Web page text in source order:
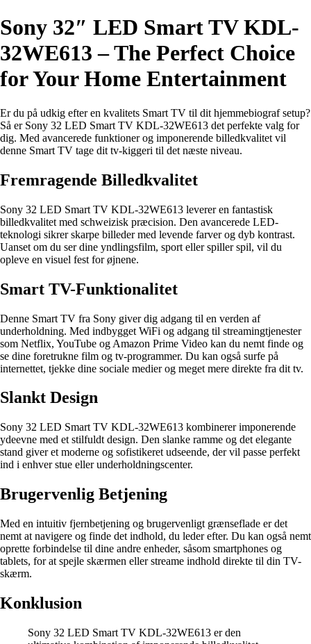
Sony 32″ LED Smart TV KDL-
32WE613 – The Perfect Choice
for Your Home Entertainment
Er du på udkig efter en kvalitets Smart TV til dit hjemmebiograf setup?
Så er Sony 32 LED Smart TV KDL-32WE613 det perfekte valg for
dig. Med avancerede funktioner og imponerende billedkvalitet vil
denne Smart TV tage dit tv-kiggeri til det næste niveau.
Fremragende Billedkvalitet
Sony 32 LED Smart TV KDL-32WE613 leverer en fantastisk
billedkvalitet med schweizisk præcision. Den avancerede LED-
teknologi sikrer skarpe billeder med levende farver og dyb kontrast.
Uanset om du ser dine yndlingsfilm, sport eller spiller spil, vil du
opleve en visuel fest for øjnene.
Smart TV-Funktionalitet
Denne Smart TV fra Sony giver dig adgang til en verden af
underholdning. Med indbygget WiFi og adgang til streamingtjenester
som Netflix, YouTube og Amazon Prime Video kan du nemt finde og
se dine foretrukne film og tv-programmer. Du kan også surfe på
internettet, tjekke dine sociale medier og meget mere direkte fra dit tv.
Slankt Design
Sony 32 LED Smart TV KDL-32WE613 kombinerer imponerende
ydeevne med et stilfuldt design. Den slanke ramme og det elegante
stand giver et moderne og sofistikeret udseende, der vil passe perfekt
ind i enhver stue eller underholdningscenter.
Brugervenlig Betjening
Med en intuitiv fjernbetjening og brugervenligt grænseflade er det
nemt at navigere og finde det indhold, du leder efter. Du kan også nemt
oprette forbindelse til dine andre enheder, såsom smartphones og
tablets, for at spejle skærmen eller streame indhold direkte til din TV-
skærm.
Konklusion
Sony 32 LED Smart TV KDL-32WE613 er den